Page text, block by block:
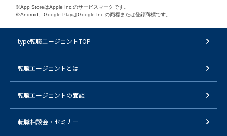
※App StoreはApple Inc.のサービスマークです。
※Android、Google PlayはGoogle Inc.の商標または登録商標です。
type転職エージェントTOP
転職エージェントとは
転職エージェントの面談
転職相談会・セミナー